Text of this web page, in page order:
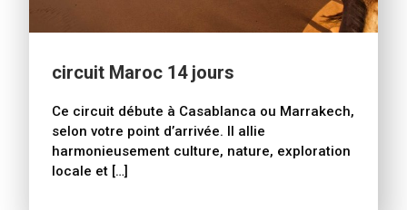
circuit Maroc 14 jours
Ce circuit débute à Casablanca ou Marrakech,
selon votre point d’arrivée. Il allie
harmonieusement culture, nature, exploration
locale et […]